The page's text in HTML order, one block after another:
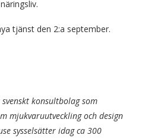
tjänst den 2:a september.
konsultbolag som
mjukvaruutveckling och design
sysselsätter idag ca 300